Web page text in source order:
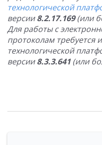
технологической
версии8.2.17.169(или
Для работы с
протоколам требуется
технологической
версии8.3.3.641(или